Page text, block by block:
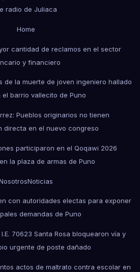
radio de Juliaca
Home
cantidad de reclamos en el sector
y financiero
de la muerte de joven ingeniero hallado
el barrio vallecito de Puno
Pueblos originarios no tienen
directa en el nuevo congreso
participaron en el Qoqawi 2026
la plaza de armas de Puno
Noticias
con autoridades electas para exponer
demandas de Puno
70623 Santa Rosa bloquearon vía y
urgente de poste dañado
actos de maltrato contra escolar en